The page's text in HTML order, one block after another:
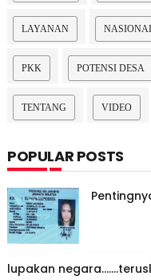
LAYANAN
PKK POTENSI DESA
TENTANG VIDEO
POPULAR POSTS
lupakan